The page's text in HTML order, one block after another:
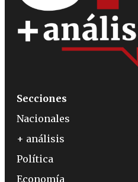
Secciones
Nacionales
+ análisis
Política
Economía